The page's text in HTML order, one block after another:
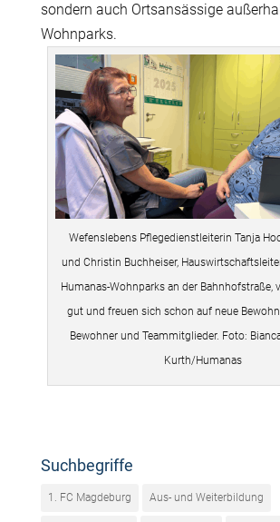
sondern auch Ortsansässige
Wohnparks.
Wefenslebens Pflegedienstleiterin Tanja
und Christin Buchheiser,
Humanas-Wohnparks an der Bahnhofstraße,
gut und freuen sich schon auf neue
Bewohner und Teammitglieder. Foto:
Kurth/Humanas
Suchbegriffe
1. FC Magdeburg Aus- und Weiterbildung